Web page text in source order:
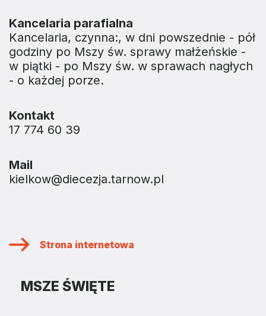
Kancelaria parafialna
Kancelaria, czynna:, w dni powszednie - pół
godziny po Mszy św. sprawy małżeńskie -
w piątki - po Mszy św. w sprawach nagłych
- o każdej porze.
Kontakt
17 774 60 39
Mail
kielkow@diecezja.tarnow.pl
Strona internetowa
MSZE ŚWIĘTE